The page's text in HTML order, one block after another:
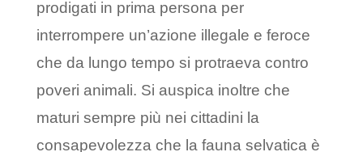
prodigati in prima persona per
interrompere un’azione illegale e feroce
che da lungo tempo si protraeva contro
poveri animali. Si auspica inoltre che
maturi sempre più nei cittadini la
consapevolezza che la fauna selvatica è